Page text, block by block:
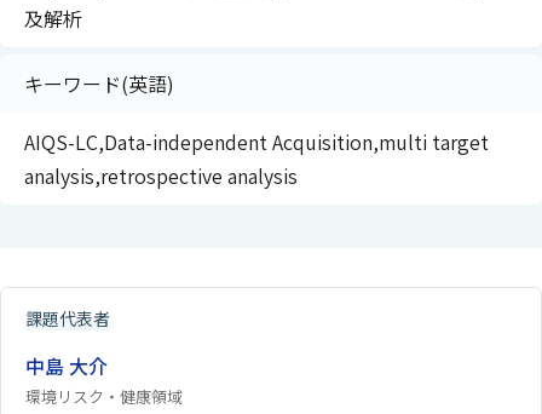
及解析
キーワード(英語)
AIQS-LC,Data-independent Acquisition,multi target
analysis,retrospective analysis
課題代表者
中島 大介
環境リスク・健康領域